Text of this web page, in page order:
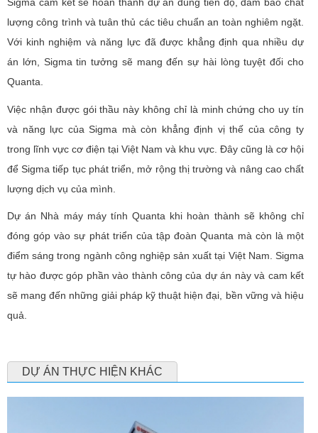
lượng công trình và tuân thủ các tiêu chuẩn an toàn nghiêm ngặt.
Với kinh nghiệm và năng lực đã được khẳng định qua nhiều dự
án lớn, Sigma tin tưởng sẽ mang đến sự hài lòng tuyệt đối cho
Quanta.
Việc nhận được gói thầu này không chỉ là minh chứng cho uy tín
và năng lực của Sigma mà còn khẳng định vị thế của công ty
trong lĩnh vực cơ điện tại Việt Nam và khu vực. Đây cũng là cơ hội
để Sigma tiếp tục phát triển, mở rộng thị trường và nâng cao chất
lượng dịch vụ của mình.
Dự án Nhà máy máy tính Quanta khi hoàn thành sẽ không chỉ
đóng góp vào sự phát triển của tập đoàn Quanta mà còn là một
điểm sáng trong ngành công nghiệp sản xuất tại Việt Nam. Sigma
tự hào được góp phần vào thành công của dự án này và cam kết
sẽ mang đến những giải pháp kỹ thuật hiện đại, bền vững và hiệu
quả.
DỰ ÁN THỰC HIỆN KHÁC